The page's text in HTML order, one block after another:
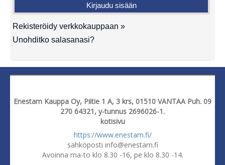
Rekisteröidy verkkokauppaan »
Unohditko salasanasi?
Enestam Kauppa Oy, Piitie 1 A, 3 krs, 01510 VANTAA Puh. 09
270 64321, y-tunnus 2696026-1.
kotisivu
https://www.enestam.fi/
sähköposti info@enestam.fi
Avoinna ma-to klo 8.30 -16, pe klo 8.30 -14.